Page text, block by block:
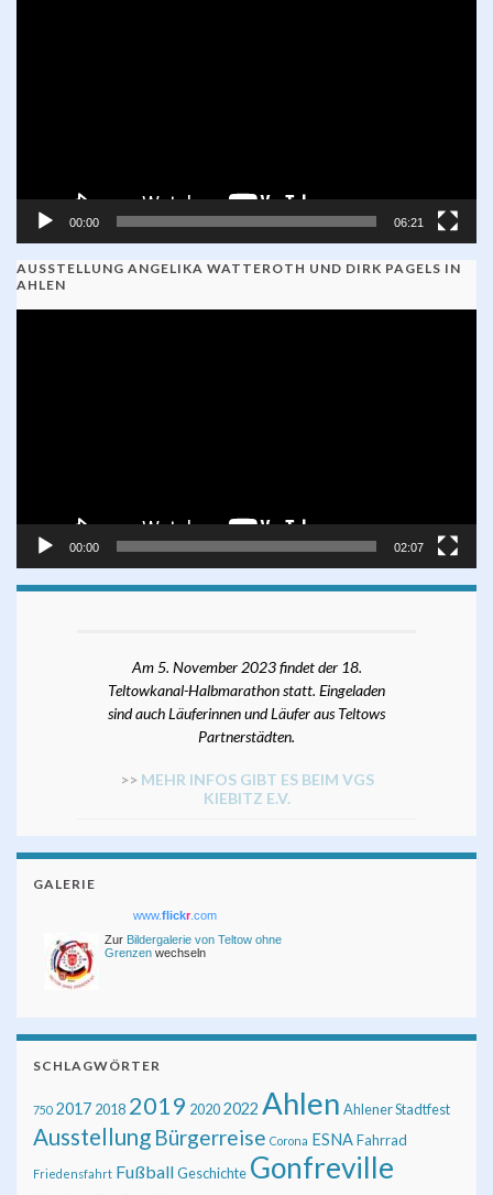
00:00 06:21
AUSSTELLUNG ANGELIKA WATTEROTH UND DIRK PAGELS IN
AHLEN
00:00 02:07
Am 5. November 2023 findet der 18.
Teltowkanal-Halbmarathon statt. Eingeladen
sind auch Läuferinnen und Läufer aus Teltows
Partnerstädten.
>> MEHR INFOS GIBT ES BEIM VGS
KIEBITZ E.V.
GALERIE
www.flickr.com
Zur Bildergalerie von Teltow ohne
Grenzen wechseln
SCHLAGWÖRTER
750 2017 2018 2019 20202022 Ahlen Ahlener Stadtfest
Ausstellung Bürgerreise Corona ESNAFahrrad
Friedensfahrt FußballGeschichte Gonfreville